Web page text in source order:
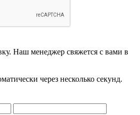
Наш менеджер свяжется с вами в
через несколько секунд.